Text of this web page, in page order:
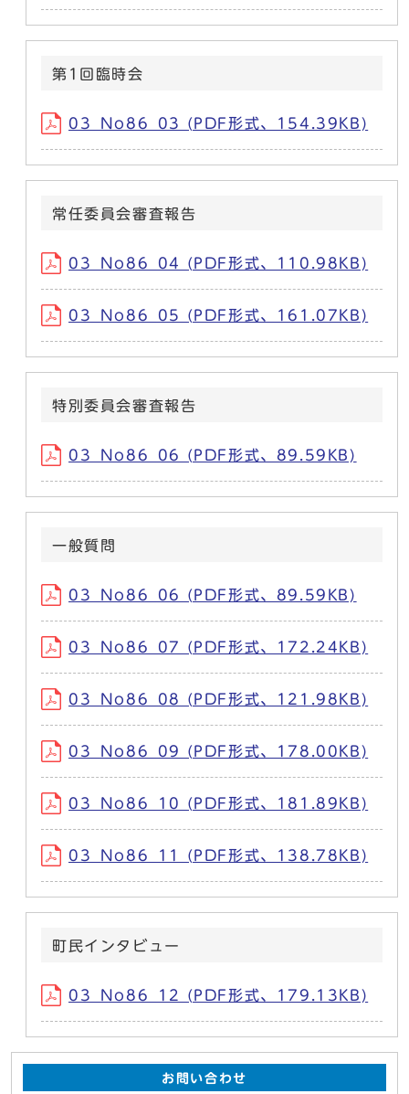
第1回臨時会
03_No86_03 (PDF形式、154.39KB)
常任委員会審査報告
03_No86_04 (PDF形式、110.98KB)
03_No86_05 (PDF形式、161.07KB)
特別委員会審査報告
03_No86_06 (PDF形式、89.59KB)
一般質問
03_No86_06 (PDF形式、89.59KB)
03_No86_07 (PDF形式、172.24KB)
03_No86_08 (PDF形式、121.98KB)
03_No86_09 (PDF形式、178.00KB)
03_No86_10 (PDF形式、181.89KB)
03_No86_11 (PDF形式、138.78KB)
町民インタビュー
03_No86_12 (PDF形式、179.13KB)
お問い合わせ